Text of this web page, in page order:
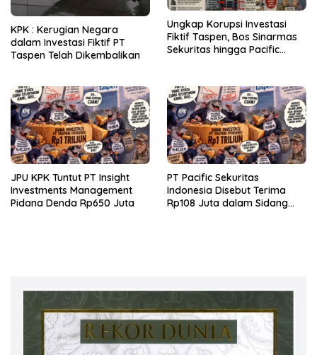
KPK : Kerugian Negara
dalam Investasi Fiktif PT
Taspen Telah Dikembalikan
Ungkap Korupsi Investasi
Fiktif Taspen, Bos Sinarmas
Sekuritas hingga Pacific
JPU KPK Tuntut PT Insight
Investments Management
Pidana Denda Rp650 Juta
PT Pacific Sekuritas
Indonesia Disebut Terima
Rp108 Juta dalam Sidang